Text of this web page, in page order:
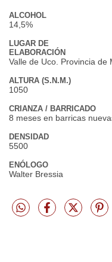
ALCOHOL
14,5%
LUGAR DE
ELABORACIÓN
Valle de Uco. Provincia de
ALTURA (S.N.M.)
1050
CRIANZA / BARRICADO
8 meses en barricas
DENSIDAD
5500
ENÓLOGO
Walter Bressia